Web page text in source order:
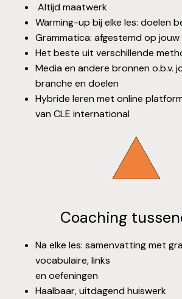
Altijd maatwerk
Warming-up bij elke les: doelen
Grammatica: afgestemd op jouw
Het beste uit verschillende
Media en andere bronnen o.b.v.
branche en doelen
Hybride leren met online
van CLE international
Coaching
Na elke les: samenvatting met
vocabulaire, links
en oefeningen
Haalbaar, uitdagend huiswerk